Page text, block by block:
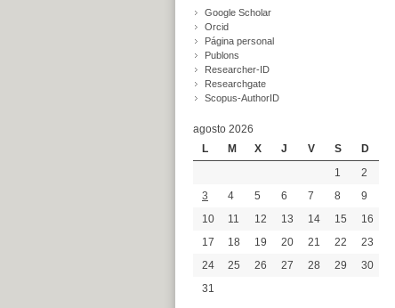
Google Scholar
Orcid
Página personal
Publons
Researcher-ID
Researchgate
Scopus-AuthorID
agosto 2026
L
M X J V S
D
1
2
3
4 5 6 7 8
9
10
11 12 13 14 15
16
17
18 19 20 21 22
23
24
25 26 27 28 29
30
31